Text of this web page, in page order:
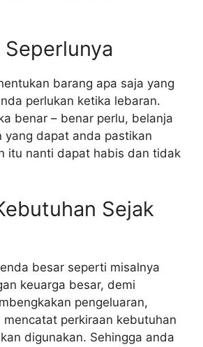
Seperlunya
barang apa saja yang
perlukan ketika lebaran.
benar – benar perlu, belanja
yang dapat anda pastikan
itu nanti dapat habis dan tidak
Sejak
besar seperti misalnya
keuarga besar, demi
pengeluaran,
mencatat perkiraan kebutuhan
digunakan. Sehingga anda